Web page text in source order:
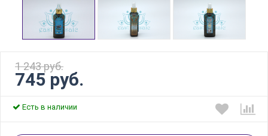
745 руб.
1 243 руб.
Есть в наличии